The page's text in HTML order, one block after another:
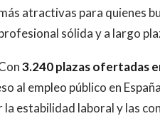
atractivas para quienes
sólida y a largo
3.240 plazas ofertadas
al empleo público en
estabilidad laboral y las